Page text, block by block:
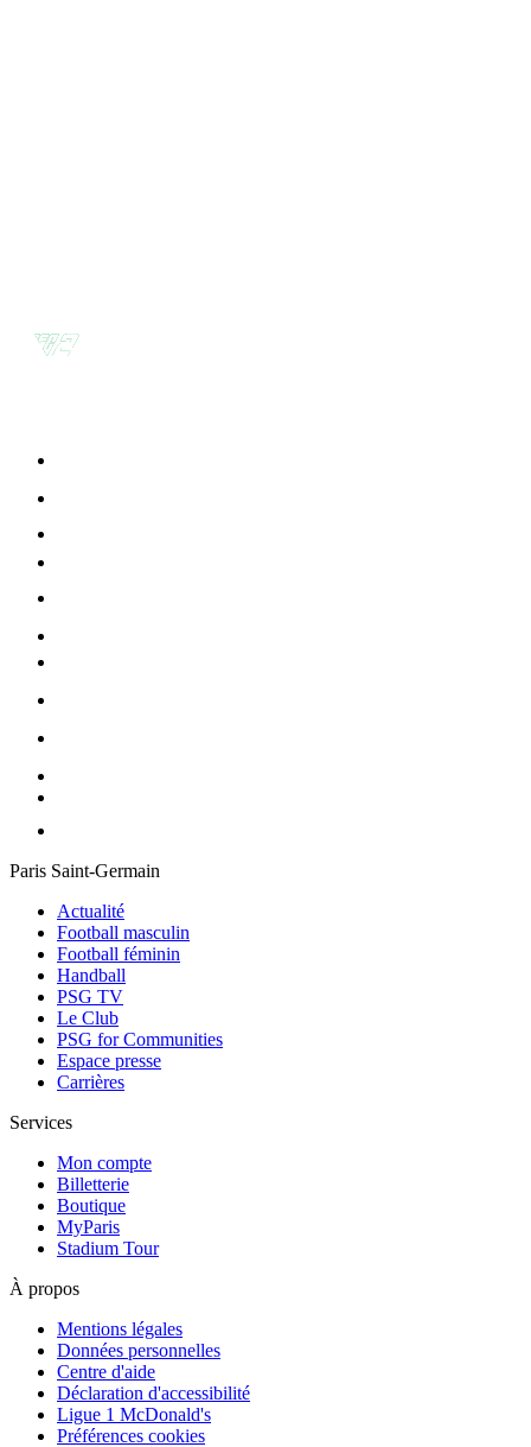
Paris Saint-Germain
Actualité
Football masculin
Football féminin
Handball
PSG TV
Le Club
PSG for Communities
Espace presse
Carrières
Services
Mon compte
Billetterie
Boutique
MyParis
Stadium Tour
À propos
Mentions légales
Données personnelles
Centre d'aide
Déclaration d'accessibilité
Ligue 1 McDonald's
Préférences cookies